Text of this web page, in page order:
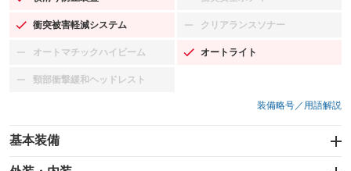
衝突被害軽減システム
：装備あり クリアランスソナー
：装備なし
オートマチックハイビーム
：装備なし オートライト
：装備あり
頸部衝撃緩和ヘッドレスト
：装備なし
装備略号／用語解説
基本装備
エアバッグ：運転席